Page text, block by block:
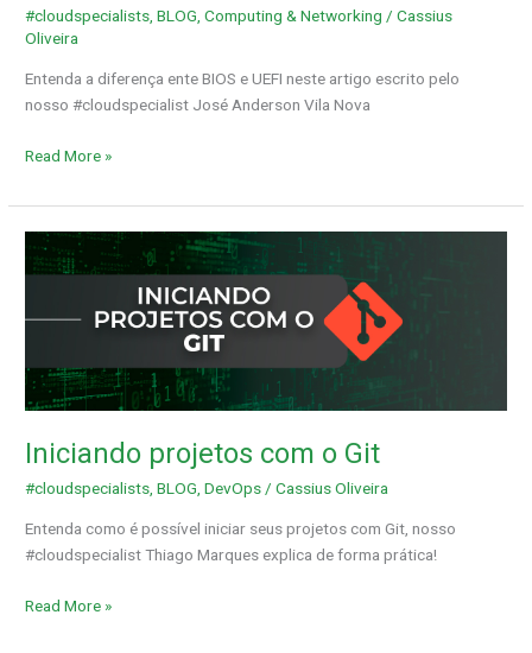
#cloudspecialists ,BLOG ,Computing & Networking /Cassius
Oliveira
Entenda a diferença ente BIOS e UEFI neste artigo escrito pelo
nosso #cloudspecialist José Anderson Vila Nova
Read More »
Iniciando projetos com o Git
#cloudspecialists ,BLOG ,DevOps /Cassius Oliveira
Entenda como é possível iniciar seus projetos com Git, nosso
#cloudspecialist Thiago Marques explica de forma prática!
Iniciando
projetos
o
Read More »